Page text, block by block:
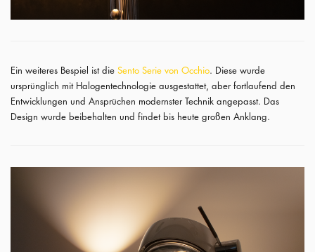
Ein weiteres Bespiel ist die Sento Serie von Occhio. Diese wurde
ursprünglich mit Halogentechnologie ausgestattet, aber fortlaufend den
Entwicklungen und Ansprüchen modernster Technik angepasst. Das
Design wurde beibehalten und findet bis heute großen Anklang.